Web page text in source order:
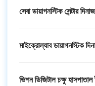
সেবা ডায়াগনস্টিক সেন্টার
মাইক্রোল্যাব ডায়াগনস্টিক
ভিশন ডিজিটাল চক্ষু